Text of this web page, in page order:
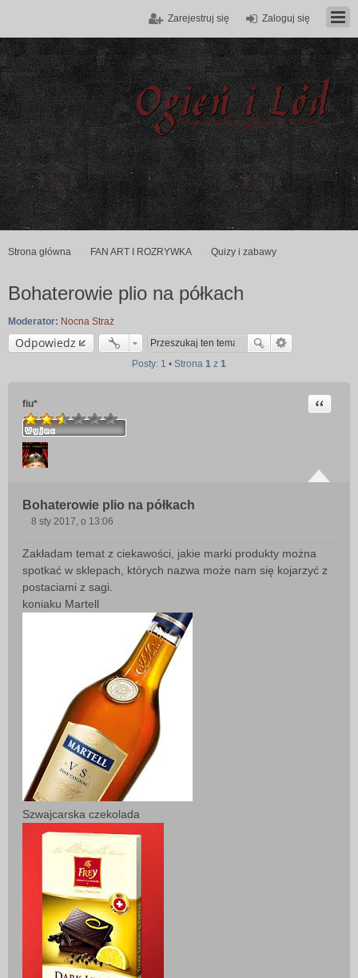
Zaloguj się
Zarejestruj się
Strona główna FAN ART I ROZRYWKA Quizy i zabawy
Bohaterowie plio na półkach
Moderator: Nocna Straż
Odpowiedz
Posty: 1 • Strona 1 z 1
fiu*
Bohaterowie plio na półkach
Cytuj
s
t
8 sty 2017, o 13:06
Zakładam temat z ciekawości, jakie marki produkty można
spotkać w sklepach, których nazwa może nam się kojarzyć z
postaciami z sagi.
koniaku Martell
Szwajcarska czekolada